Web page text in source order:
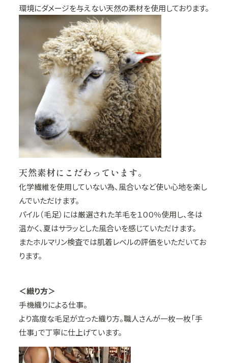
環境にダメージを与えない天然の素材を使用しております。
天然素材にこだわっています。
化学繊維を使用していない為、風合いなど使い心地を楽し
んでいただけます。
パイル（毛足）には厳選された羊毛を１００％使用し、冬は
温かく、夏はサラッとした風合いを感じていただけます。
またホルマリン検査では肌着レベルの評価をいただいてお
ります。
＜織り方＞
手機織りによる仕事。
より高度な毛足が立った織り方。職人さんが一枚一枚「手
仕事」で丁寧に仕上げています。